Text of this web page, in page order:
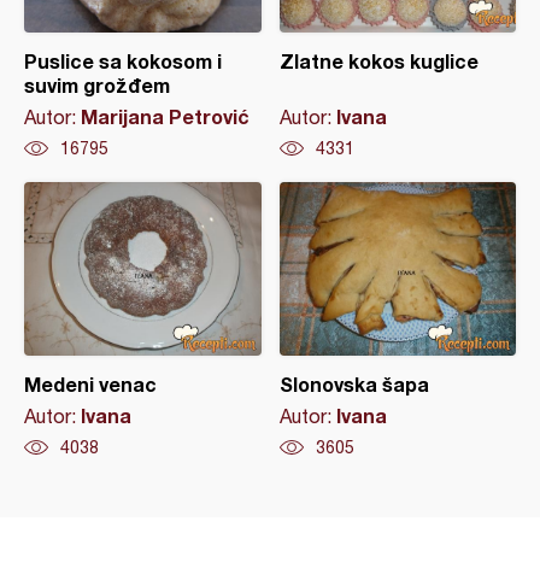
Puslice sa kokosom i
suvim grožđem
Autor: Marijana Petrović
16795
Zlatne kokos kuglice
Autor: Ivana
4331
Medeni venac
Autor: Ivana
4038
Slonovska šapa
Autor: Ivana
3605